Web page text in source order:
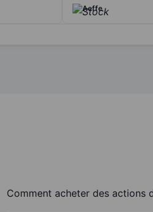
Aeffe
Comment acheter des actions